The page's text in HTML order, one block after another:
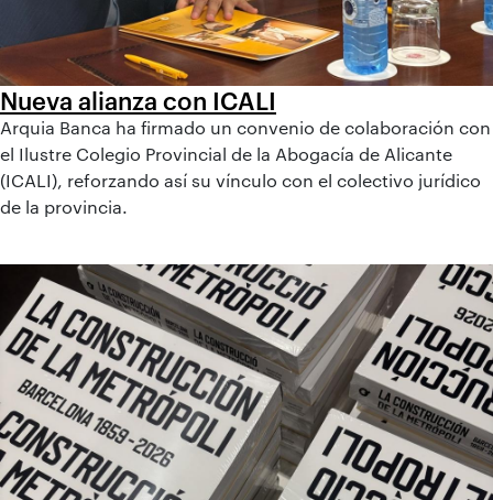
Nueva alianza con ICALI
Arquia Banca ha firmado un convenio de colaboración con
el Ilustre Colegio Provincial de la Abogacía de Alicante
(ICALI), reforzando así su vínculo con el colectivo jurídico
de la provincia.